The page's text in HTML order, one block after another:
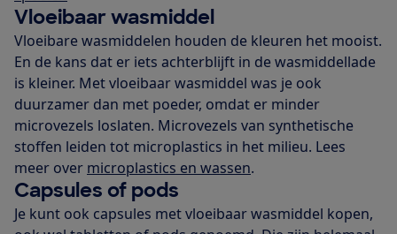
Vloeibaar wasmiddel
Vloeibare wasmiddelen houden de kleuren het mooist.
En de kans dat er iets achterblijft in de wasmiddellade
is kleiner. Met vloeibaar wasmiddel was je ook
duurzamer dan met poeder, omdat er minder
microvezels loslaten. Microvezels van synthetische
stoffen leiden tot microplastics in het milieu. Lees
meer over microplastics en wassen.
Capsules of pods
Je kunt ook capsules met vloeibaar wasmiddel kopen,